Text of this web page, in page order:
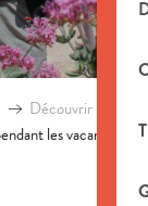
Découvrir le
les vacances de